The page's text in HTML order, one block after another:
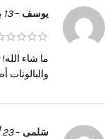
يوسف –13 يونيو، 2025
ما شاء الله!
سَلمى –23 أغسطس، 2025